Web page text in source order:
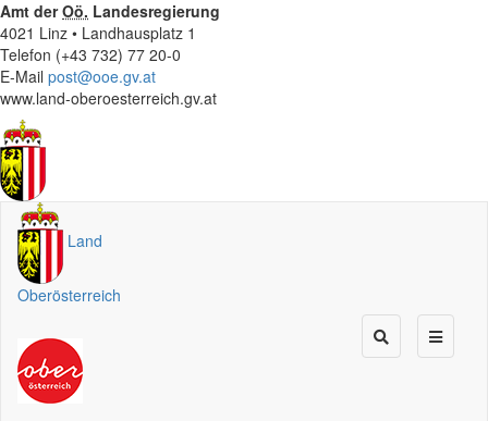
Amt derOö. Landesregierung
4021 Linz • Landhausplatz 1
Telefon (+43 732) 77 20-0
E-Mail post@ooe.gv.at
www.land-oberoesterreich.gv.at
Land
Oberösterreich